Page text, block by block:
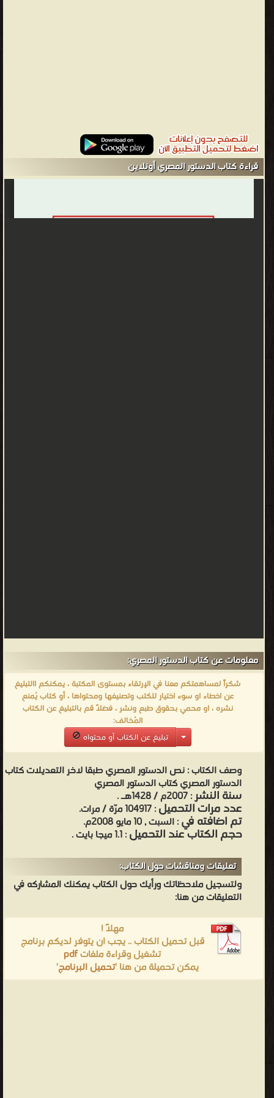
قراءة كتاب الدستور المصري أونلاين
معلومات عن كتاب الدستور المصري:
شكراً لمساهمتكم معنا في الإرتقاء بمستوى المكتبة ، يمكنكم االتبليغ
عن اخطاء او سوء اختيار للكتب وتصنيفها ومحتواها ، أو كتاب يُمنع
نشره ، او محمي بحقوق طبع ونشر ، فضلاً قم بالتبليغ عن الكتاب
المُخالف:
تبليغ عن الكتاب أو محتواه
وصف الكتاب :نص الدستور المصري طبقا لاخر التعديلات كتاب
الدستور المصري كتاب الدستور المصري
سنة النشر: 2007م / 1428هـ .
عدد مرات التحميل: 104917 مرّة / مرات.
تم اضافته في: السبت , 10 مايو 2008م.
حجم الكتاب عند التحميل: 1.1 ميجا بايت .
تعليقات ومناقشات حول الكتاب:
ولتسجيل ملاحظاتك ورأيك حول الكتاب يمكنك المشاركه في
التعليقات من هنا:
مهلاً !
قبل تحميل الكتاب .. يجب ان يتوفر لديكم برنامج
تشغيل وقراءة ملفاتpdf
يمكن تحميلة من هنا 'تحميل البرنامج'